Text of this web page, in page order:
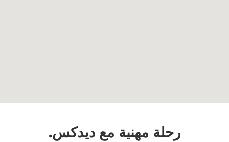
رحلة مهنية مع ديدكس.